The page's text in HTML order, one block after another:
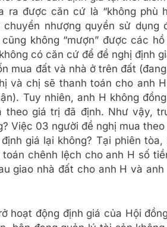
ra được căn cứ là “không phù
nhượng quyền sử
không “mượn” được các
có căn cứ để đề nghị định
mua đất và nhà ở trên đất
và chị sẽ thanh toán cho anh
Tuy nhiên, anh H không
theo giá trị đã định. Như vậy,
Việc 03 người đề nghị mua
giá lại không? Tại phiên
chênh lệch cho anh H số
giao nhà đất cho anh H và
hoạt động định giá của Hội